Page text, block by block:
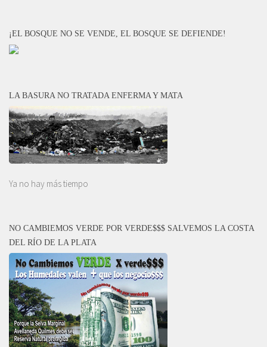
¡EL BOSQUE NO SE VENDE, EL BOSQUE SE DEFIENDE!
LA BASURA NO TRATADA ENFERMA Y MATA
Ya no hay más tiempo
NO CAMBIEMOS VERDE POR VERDE$$$ SALVEMOS LA COSTA
DEL RÍO DE LA PLATA